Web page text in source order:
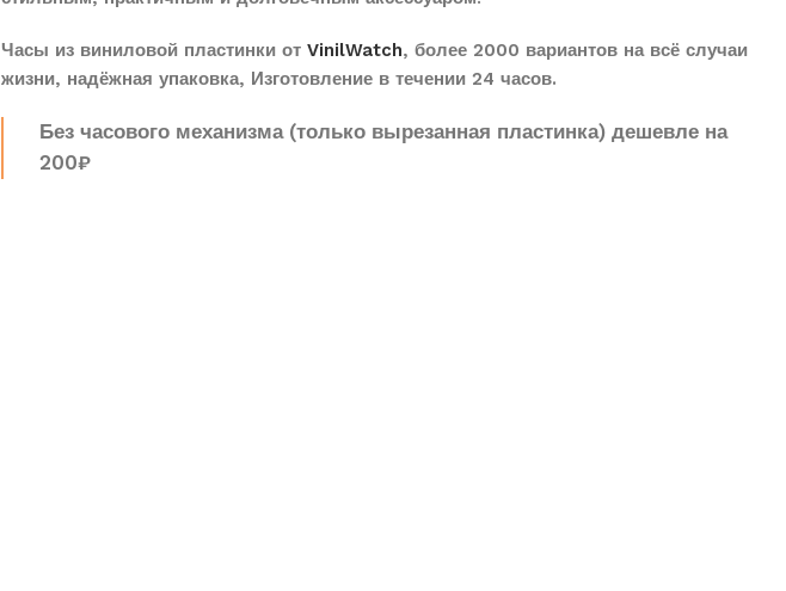
Часы из виниловой пластинки от VinilWatch, более 2000 вариантов на всё случаи
жизни, надёжная упаковка, Изготовление в течении 24 часов.
Без часового механизма (только вырезанная пластинка) дешевле на
200₽